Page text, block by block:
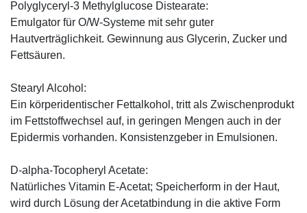
Polyglyceryl-3 Methylglucose Distearate:
Emulgator für O/W-Systeme mit sehr guter
Hautverträglichkeit. Gewinnung aus Glycerin, Zucker und
Fettsäuren.
Stearyl Alcohol:
Ein körperidentischer Fettalkohol, tritt als Zwischenprodukt
im Fettstoffwechsel auf, in geringen Mengen auch in der
Epidermis vorhanden. Konsistenzgeber in Emulsionen.
D-alpha-Tocopheryl Acetate:
Natürliches Vitamin E-Acetat; Speicherform in der Haut,
wird durch Lösung der Acetatbindung in die aktive Form